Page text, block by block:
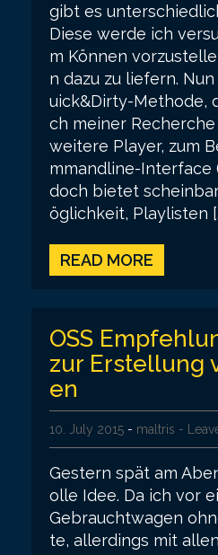
gibt es
Diese werde ich
m Können
n dazu zu liefern.
uick&Dirty-Methode,
ch meiner
weitere Player, zum
mmandline-Interface
doch bietet
öglichkeit, Playlisten
READ MORE
OSS
zur Erstellung
en
10. July 2015 - maltris -
Gestern spät am
olle Idee. Da ich vor
Gebrauchtwagen
te, allerdings mit